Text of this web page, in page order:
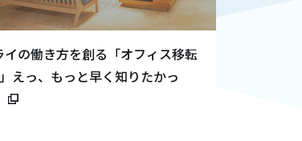
イの働き方を創る「オフィス移転
えっ、もっと早く知りたかっ